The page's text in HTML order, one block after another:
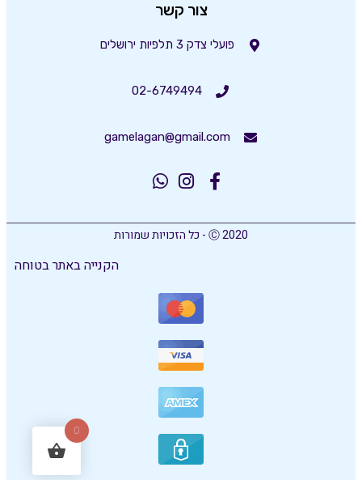
צור קשר
פועלי צדק 3 תלפיות ירושלים
02-6749494
gamelagan@gmail.com
Ⓒ 2020 - כל הזכויות שמורות
הקנייה באתר בטוחה
0